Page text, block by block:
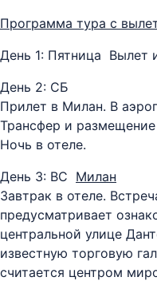
Программа тура с
День 1: Пятница Вылет
День 2: СБ
Прилет в Милан. В
Трансфер и
Ночь в отеле.
День 3: ВС Милан
Завтрак в отеле.
предусматривает
центральной улице
известную торговую
считается центром